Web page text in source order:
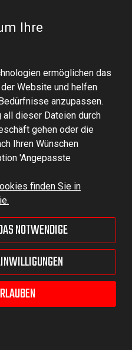
o. o.
DER SEITE AN
Shoper Premium
Ihre
ermöglichen das
Website und helfen
anzupassen.
all dieser Dateien durch
gehen oder die
Ihren Wünschen
'Angepasste
finden Sie in
NOTWENDIGE